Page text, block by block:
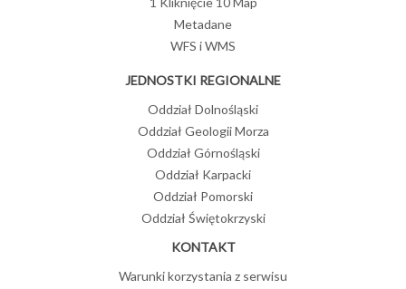
Metadane
WFS i WMS
JEDNOSTKI REGIONALNE
Oddział Dolnośląski
Oddział Geologii Morza
Oddział Górnośląski
Oddział Karpacki
Oddział Pomorski
Oddział Świętokrzyski
KONTAKT
Warunki korzystania z serwisu